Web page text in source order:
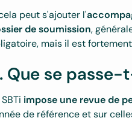
peut s'ajouter l'
de soumission,
mais il est
Que se
impose une revue de
de référence et sur